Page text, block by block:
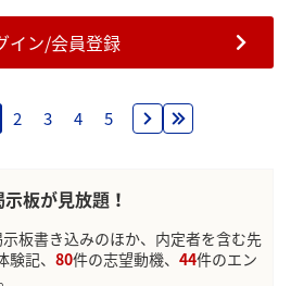
イン/会員登録
2 3 4 5
板が見放題！
板書き込みのほか、内定者を含む先
記、 80件の志望動機、 44件のエン